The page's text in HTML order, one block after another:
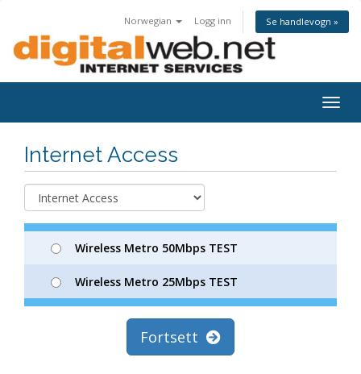
Norwegian Logg inn Se handlevogn »
Internet Access
Wireless Metro 50Mbps TEST
Wireless Metro 25Mbps TEST
Fortsett